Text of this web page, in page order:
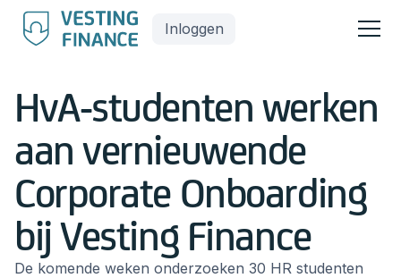
Inloggen
HvA-studenten werken
aan vernieuwende
Corporate Onboarding
bij Vesting Finance
De komende weken onderzoeken 30 HR studenten